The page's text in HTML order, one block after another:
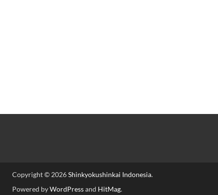
Copyright © 2026Shinkyokushinkai Indonesia.
Powered byWordPressand HitMag.